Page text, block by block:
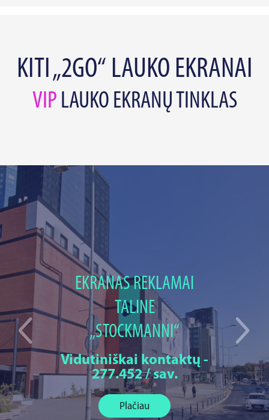
KITI „2GO“ LAUKO EKRANAI
VIP LAUKO EKRANŲ TINKLAS
EKRANAS REKLAMAI
TALINE
„STOCKMANNI“
Vidutiniškai kontaktų -
277.452 / sav.
Plačiau